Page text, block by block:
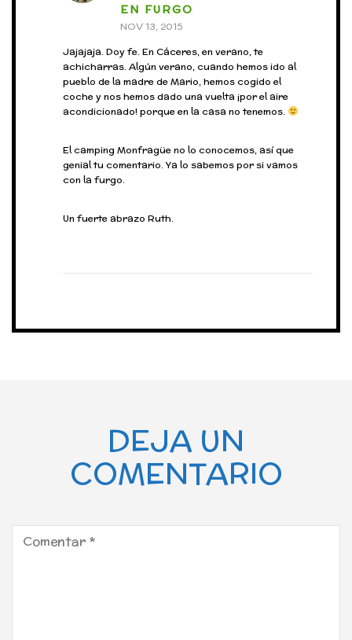
EN FURGO
NOV 13, 2015
Jajajaja. Doy fe. En Cáceres, en verano, te
achicharras. Algún verano, cuando hemos ido al
pueblo de la madre de Mario, hemos cogido el
coche y nos hemos dado una vuelta ¡por el aire
acondicionado! porque en la casa no tenemos.
El camping Monfragüe no lo conocemos, así que
genial tu comentario. Ya lo sabemos por si vamos
con la furgo.
Un fuerte abrazo Ruth.
DEJA UN
COMENTARIO